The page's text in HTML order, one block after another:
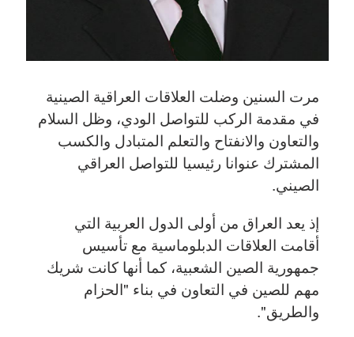
مرت السنين وضلت العلاقات العراقية الصينية
في مقدمة الركب للتواصل الودي، وظل السلام
والتعاون والانفتاح والتعلم المتبادل والكسب
المشترك عنوانا رئيسيا للتواصل العراقي
الصيني.
إذ يعد العراق من أولى الدول العربية التي
أقامت العلاقات الدبلوماسية مع تأسيس
جمهورية الصين الشعبية، كما أنها كانت شريك
مهم للصين في التعاون في بناء "الحزام
والطريق".